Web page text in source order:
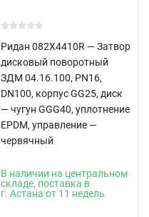
Ридан 082X4410R — Затвор
дисковый поворотный
ЗДМ 04.16.100, PN16,
DN100, корпус GG25, диск
— чугун GGG40, уплотнение
EPDM, управление —
червячный
В наличии на центральном
складе, поставка в
г. Астана от 11 недель